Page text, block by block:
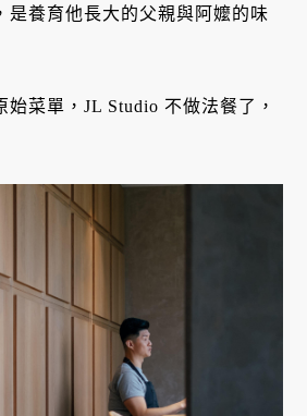
是養育他長大的父親與阿嬤的味
菜單，JL Studio 不做法餐了，